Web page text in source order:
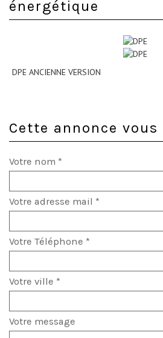
énergétique
DPE ANCIENNE VERSION
Cette annonce
Votre nom *
Votre adresse mail *
Votre Téléphone *
Votre ville *
Votre message